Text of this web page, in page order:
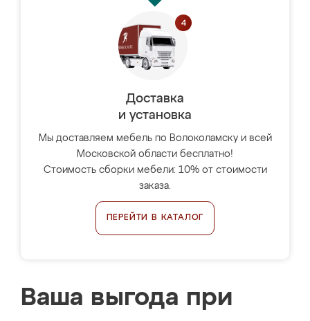
Доставка
и установка
Мы доставляем мебель по Волоколамску и всей
Московской области бесплатно!
Стоимость сборки мебели: 10% от стоимости
заказа.
ПЕРЕЙТИ В КАТАЛОГ
Ваша выгода при